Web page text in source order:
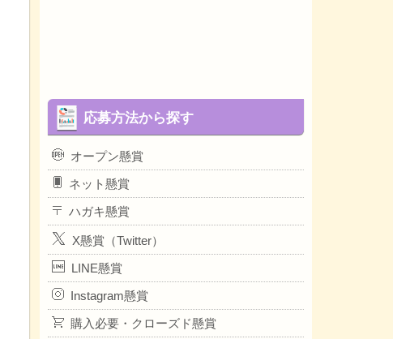
応募方法から探す
オープン懸賞
ネット懸賞
ハガキ懸賞
X懸賞（Twitter）
LINE懸賞
Instagram懸賞
購入必要・クローズド懸賞